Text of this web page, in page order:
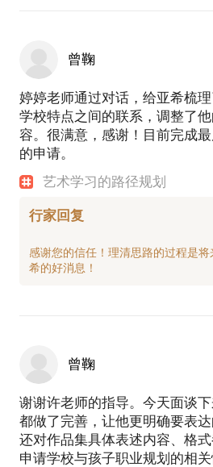
曾鞠
婷婷老师通过对话，给亚希梳
学校特点之间的联系，调整了
容。很满意，感谢！目前完成
的申请。
艺术学习的路径规划
行家回复
感谢您的信任！理清思路的过程是
曾鞠
谢谢许老师的指导。今天面谈
都做了完善，让他更明确要表
还对作品集具体表述内容、格
申请学校与孩子职业规划的相